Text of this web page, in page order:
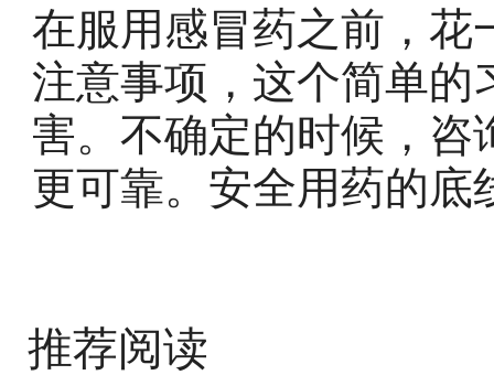
在服用感冒药之前，
注意事项，这个简单
害。不确定的时候，
更可靠。安全用药的
推荐阅读